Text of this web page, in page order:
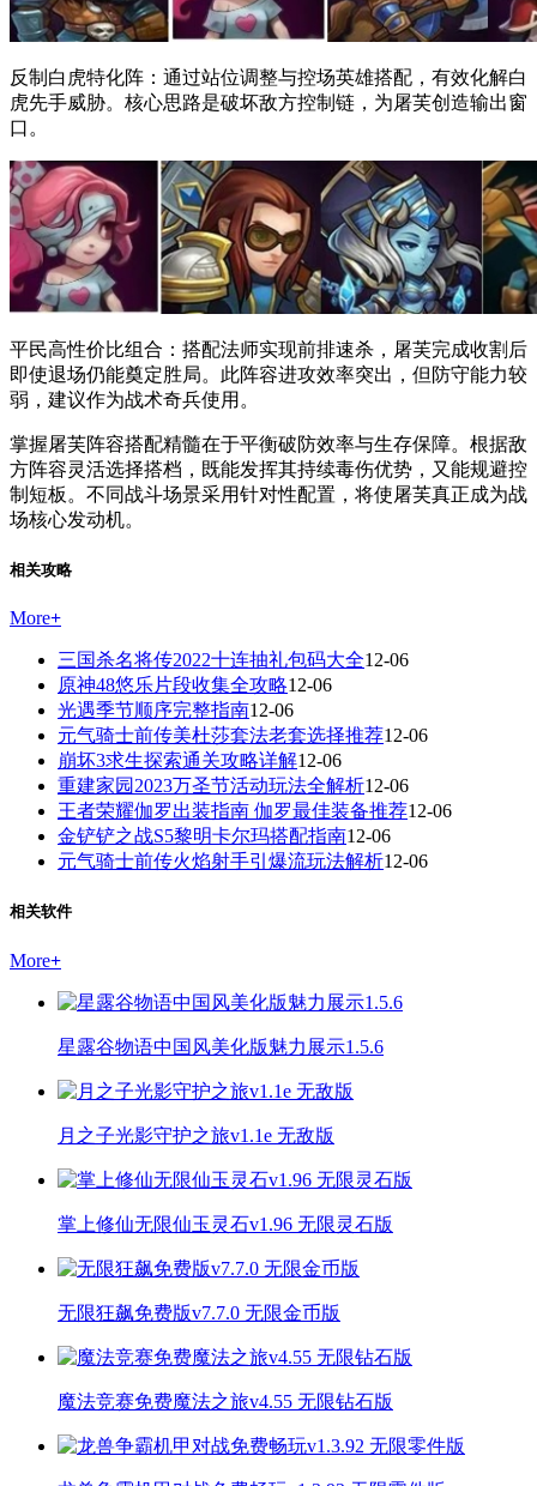
反制白虎特化阵：通过站位调整与控场英雄搭配，有效化解白
虎先手威胁。核心思路是破坏敌方控制链，为屠芙创造输出窗
口。
平民高性价比组合：搭配法师实现前排速杀，屠芙完成收割后
即使退场仍能奠定胜局。此阵容进攻效率突出，但防守能力较
弱，建议作为战术奇兵使用。
掌握屠芙阵容搭配精髓在于平衡破防效率与生存保障。根据敌
方阵容灵活选择搭档，既能发挥其持续毒伤优势，又能规避控
制短板。不同战斗场景采用针对性配置，将使屠芙真正成为战
场核心发动机。
相关攻略
More+
三国杀名将传2022十连抽礼包码大全12-06
原神48悠乐片段收集全攻略12-06
光遇季节顺序完整指南12-06
元气骑士前传美杜莎套法老套选择推荐12-06
崩坏3求生探索通关攻略详解12-06
重建家园2023万圣节活动玩法全解析12-06
王者荣耀伽罗出装指南 伽罗最佳装备推荐12-06
金铲铲之战S5黎明卡尔玛搭配指南12-06
元气骑士前传火焰射手引爆流玩法解析12-06
相关软件
More+
星露谷物语中国风美化版魅力展示1.5.6
月之子光影守护之旅v1.1e 无敌版
掌上修仙无限仙玉灵石v1.96 无限灵石版
无限狂飙免费版v7.7.0 无限金币版
魔法竞赛免费魔法之旅v4.55 无限钻石版